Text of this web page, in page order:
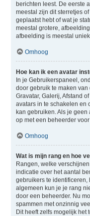
berichten leest. De eerste
meestal zijn dit sterretjes
geplaatst hebt of wat je
meestal grotere,
afbeelding is meestal
Omhoog
Hoe kan ik een avatar
In je Gebruikerspaneel,
door gebruik te maken
Gravatar, Galerij, Afstand
avatars in te schakelen en
kan gebruiken. Als je
op met een beheerder
Omhoog
Wat is mijn rang en hoe
Rangen, welke
indicatie over het aantal
gebruikers te identificeren,
algemeen kun je je rang
door een beheerder. Nu
spammen met onzinnig
Dit heeft zelfs mogelijk het